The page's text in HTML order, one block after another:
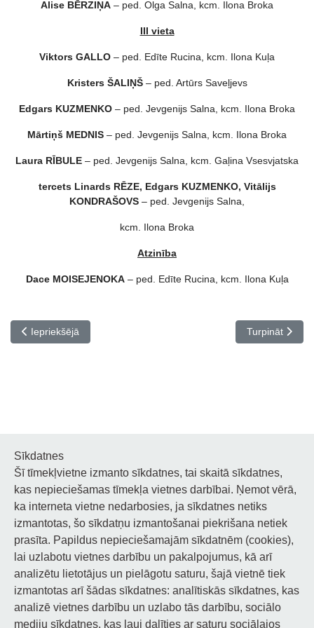
Alise BĒRZIŅA – ped. Olga Salna, kcm. Ilona Broka
III vieta
Viktors GALLO – ped. Edīte Rucina, kcm. Ilona Kuļa
Kristers ŠALIŅŠ– ped. Artūrs Saveļjevs
Edgars KUZMENKO – ped. Jevgenijs Salna, kcm. Ilona Broka
Mārtiņš MEDNIS – ped. Jevgenijs Salna, kcm. Ilona Broka
Laura RĪBULE – ped. Jevgenijs Salna, kcm. Gaļina Vsesvjatska
tercets Linards RĒZE, Edgars KUZMENKO, Vitālijs
KONDRAŠOVS – ped. Jevgenijs Salna,
kcm. Ilona Broka
Atzinība
Dace MOISEJENOKA– ped. Edīte Rucina, kcm. Ilona Kuļa
Iepriekšējais raksts: Apsveicam XIV Starptautiskā garīgās
Iepriekšējā Nākamais
Turpināt
Noderīgi
Privātuma politika
Sīkdatņu privātuma politika
Piekļūstamība
Sīkdatnes
Šī tīmekļvietne izmanto sīkdatnes, tai skaitā sīkdatnes,
kas nepieciešamas tīmekļa vietnes darbībai. Ņemot vērā,
ka interneta vietne nedarbosies, ja sīkdatnes netiks
izmantotas, šo sīkdatņu izmantošanai piekrišana netiek
prasīta. Papildus nepieciešamajām sīkdatnēm (cookies),
lai uzlabotu vietnes darbību un pakalpojumus, kā arī
analizētu lietotājus un pielāgotu saturu, šajā vietnē tiek
izmantotas arī šādas sīkdatnes: analītiskās sīkdatnes, kas
analizē vietnes darbību un uzlabo tās darbību, sociālo
mediju sīkdatnes, kas ļauj dalīties ar saturu sociālajos